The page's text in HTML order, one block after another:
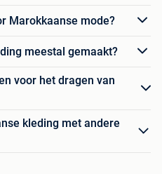
Marokkaanse mode?
meestal gemaakt?
voor het dragen van
kleding met andere